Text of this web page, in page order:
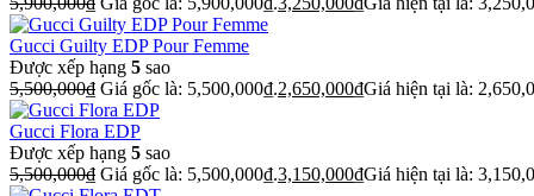
Gucci Guilty EDP Pour Femme
Được xếp hạng 5 sao
5,500,000₫ Giá gốc là: 5,500,000₫.2,650,000₫Giá hiện tại là:
Gucci Flora EDP
Được xếp hạng 5 sao
5,500,000₫ Giá gốc là: 5,500,000₫.3,150,000₫Giá hiện tại là: